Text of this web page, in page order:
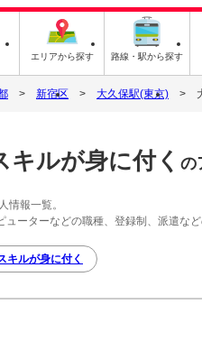
エリアから探す 路線・駅から探す
新宿区 大久保駅(東京)
キルが身に付く の
情報一覧。
ーターなどの職種、登録制、派遣な
キルが身に付く